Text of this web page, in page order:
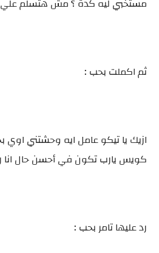
مستخبي ليه كدة ؟ مش هتسلم
ثم اكملت بحب :
ازيك يا تيكو عامل ايه وحشتني اوي
كويس يارب تكون في أحسن حال
رد عليها تامر بحب :